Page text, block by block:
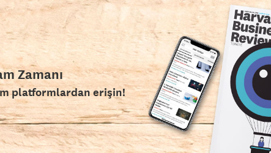
Zamanı
platformlardan erişin!